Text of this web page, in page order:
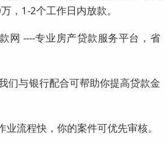
，1-2个工作日内放款。
网 ----专业房产贷款服务平台，省
我们与银行配合可帮助你提高贷款金
业流程快，你的案件可优先审核。